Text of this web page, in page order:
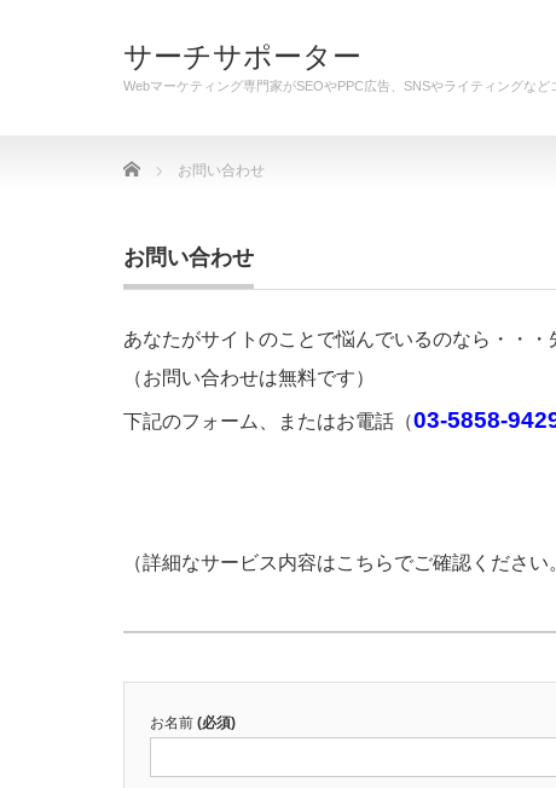
サーチサポーター
Webマーケティング専門家がSEOやPPC広告、SNSやライティングな
Home お問い合わせ
お問い合わせ
あなたがサイトのことで悩んでいるのなら・・
（お問い合わせは無料です）
下記のフォーム、またはお電話（03-5858-
（詳細なサービス内容はこちらでご確認くださ
お名前 (必須)